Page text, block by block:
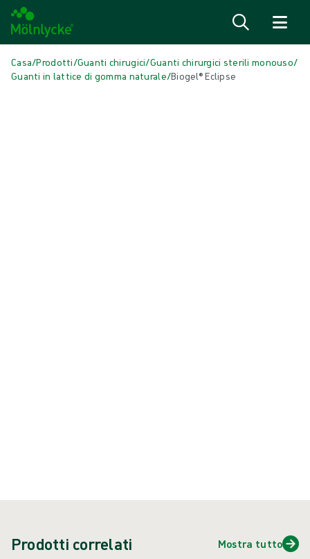
Casa/Prodotti/Guanti chirugici/Guanti chirurgici sterili monouso/
Guanti in lattice di gomma naturale/Biogel® Eclipse
Prodotti correlati Mostra tutto